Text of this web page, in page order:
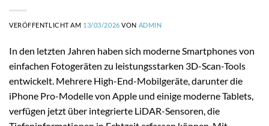
VERÖFFENTLICHT AM 13/03/2026 VON ADMIN
In den letzten Jahren haben sich moderne Smartphones von
einfachen Fotogeräten zu leistungsstarken 3D-Scan-Tools
entwickelt. Mehrere High-End-Mobilgeräte, darunter die
iPhone Pro-Modelle von Apple und einige moderne Tablets,
verfügen jetzt über integrierte LiDAR-Sensoren, die